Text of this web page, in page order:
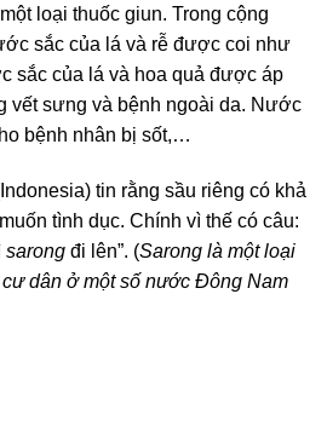
loại thuốc giun. Trong cộng
sắc của lá và rễ được coi như
sắc của lá và hoa quả được áp
vết sưng và bệnh ngoài da. Nước
bệnh nhân bị sốt,…
tin rằng sầu riêng có khả
tình dục. Chính vì thế có câu:
sarong đi lên”. (Sarong là một loại
dân ở một số nước Đông Nam